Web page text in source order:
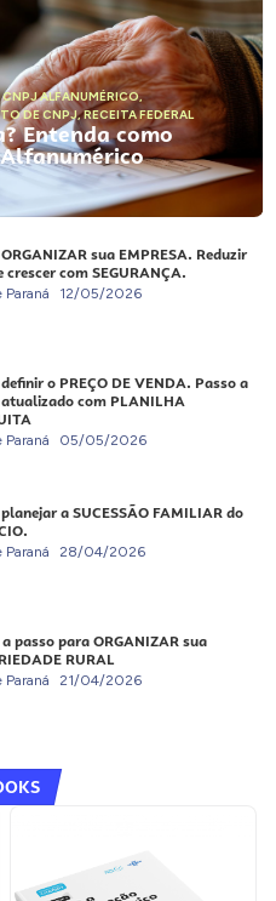
CNPJ ALFANUMÉRICO,
DE CNPJ,RECEITA FEDERAL
Entenda como
sua EMPRESA. Reduzir
crescer com SEGURANÇA.
Paraná 12/05/2026
o PREÇO DE VENDA. Passo a
com PLANILHA
Paraná 05/05/2026
a SUCESSÃO FAMILIAR do
Paraná 28/04/2026
passo para ORGANIZAR sua
RURAL
Paraná 21/04/2026